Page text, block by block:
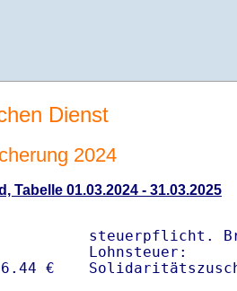
Dienst
2024
Tabelle 01.03.2024 - 31.03.2025
steuerpflicht.
Lohnsteuer: